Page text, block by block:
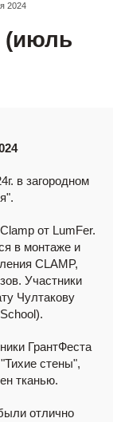
2024
в загородном
от LumFer.
в монтаже и
CLAMP,
Участники
Чултакову
ГрантФеста
стены",
тканью.
отлично